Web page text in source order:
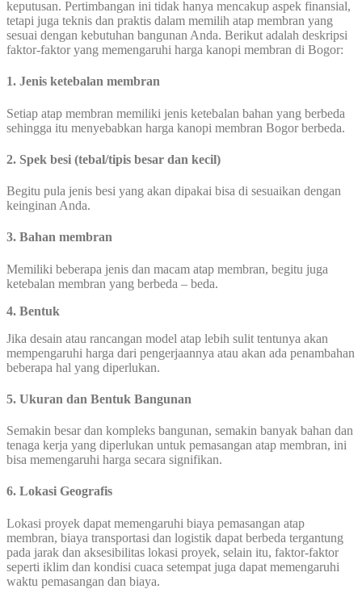
keputusan. Pertimbangan ini tidak hanya mencakup aspek finansial,
tetapi juga teknis dan praktis dalam memilih atap membran yang
sesuai dengan kebutuhan bangunan Anda. Berikut adalah deskripsi
faktor-faktor yang memengaruhi harga kanopi membran di Bogor:
1. Jenis ketebalan membran
Setiap atap membran memiliki jenis ketebalan bahan yang berbeda
sehingga itu menyebabkan harga kanopi membran Bogor berbeda.
2. Spek besi (tebal/tipis besar dan kecil)
Begitu pula jenis besi yang akan dipakai bisa di sesuaikan dengan
keinginan Anda.
3. Bahan membran
Memiliki beberapa jenis dan macam atap membran, begitu juga
ketebalan membran yang berbeda – beda.
4. Bentuk
Jika desain atau rancangan model atap lebih sulit tentunya akan
mempengaruhi harga dari pengerjaannya atau akan ada penambahan
beberapa hal yang diperlukan.
5. Ukuran dan Bentuk Bangunan
Semakin besar dan kompleks bangunan, semakin banyak bahan dan
tenaga kerja yang diperlukan untuk pemasangan atap membran, ini
bisa memengaruhi harga secara signifikan.
6. Lokasi Geografis
Lokasi proyek dapat memengaruhi biaya pemasangan atap
membran, biaya transportasi dan logistik dapat berbeda tergantung
pada jarak dan aksesibilitas lokasi proyek, selain itu, faktor-faktor
seperti iklim dan kondisi cuaca setempat juga dapat memengaruhi
waktu pemasangan dan biaya.